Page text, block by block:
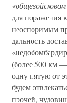
для поражения
неоспоримым
дальность
(более 500 км —
одну пятую от
будем
прочей,